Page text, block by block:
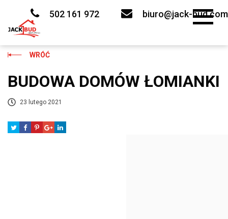
502 161 972 biuro@jack-bud.com
WRÓĆ
BUDOWA DOMÓW ŁOMIANKI
23 lutego 2021